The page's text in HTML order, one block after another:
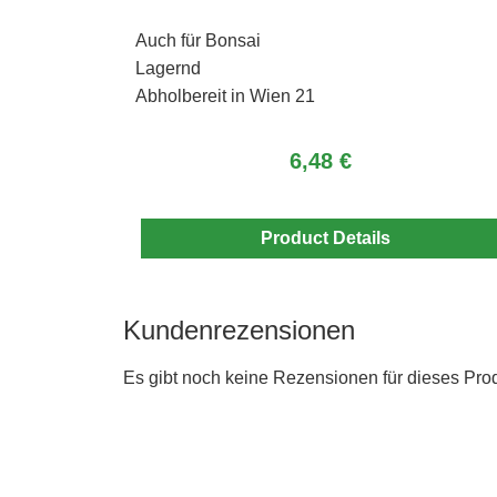
Auch für Bonsai
Lagernd
Abholbereit in Wien 21
6,48 €
Product Details
Kundenrezensionen
Es gibt noch keine Rezensionen für dieses